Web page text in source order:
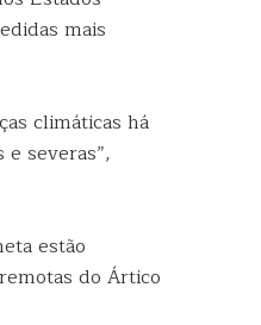
mais
climáticas há
e severas”,
estão
do Ártico